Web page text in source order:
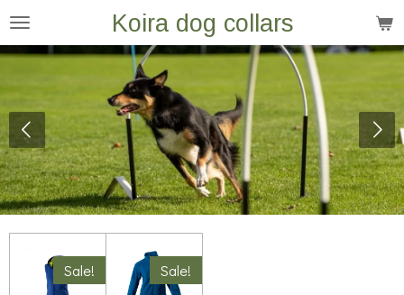
Ga
direct
hoofdinhoud
Koira dog collars
Sale! Sale!